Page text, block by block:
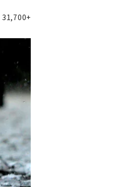
31,700+